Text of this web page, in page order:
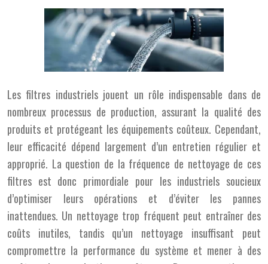
Les filtres industriels jouent un rôle indispensable dans de
nombreux processus de production, assurant la qualité des
produits et protégeant les équipements coûteux. Cependant,
leur efficacité dépend largement d’un entretien régulier et
approprié. La question de la fréquence de nettoyage de ces
filtres est donc primordiale pour les industriels soucieux
d’optimiser leurs opérations et d’éviter les pannes
inattendues. Un nettoyage trop fréquent peut entraîner des
coûts inutiles, tandis qu’un nettoyage insuffisant peut
compromettre la performance du système et mener à des